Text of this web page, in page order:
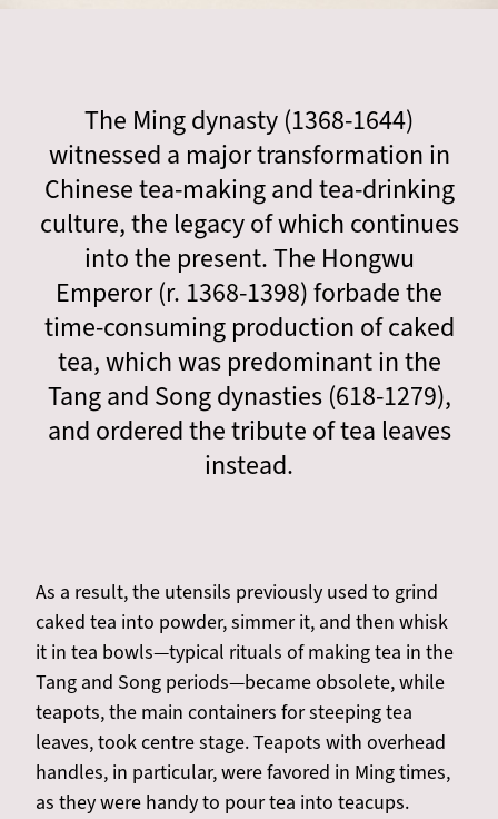
The Ming dynasty (1368-1644)
witnessed a major transformation in
Chinese tea-making and tea-drinking
culture, the legacy of which continues
into the present. The Hongwu
Emperor (r. 1368-1398) forbade the
time-consuming production of caked
tea, which was predominant in the
Tang and Song dynasties (618-1279),
and ordered the tribute of tea leaves
instead.
As a result, the utensils previously used to grind
caked tea into powder, simmer it, and then whisk
it in tea bowls—typical rituals of making tea in the
Tang and Song periods—became obsolete, while
teapots, the main containers for steeping tea
leaves, took centre stage. Teapots with overhead
handles, in particular, were favored in Ming times,
as they were handy to pour tea into teacups.